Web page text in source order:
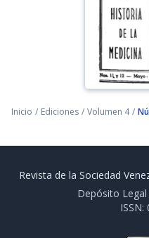
Inicio / Ediciones / Volumen 4 /
Revista de la Sociedad
Depósito Legal
ISSN: